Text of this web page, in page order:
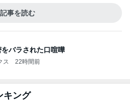
記事を読む
バラされた口喧嘩
ス 22時間前
キング